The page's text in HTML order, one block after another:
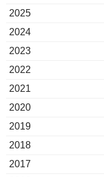
2025
2024
2023
2022
2021
2020
2019
2018
2017